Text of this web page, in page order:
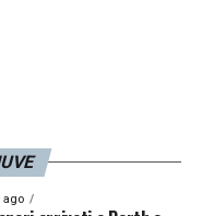
digitale.
ago